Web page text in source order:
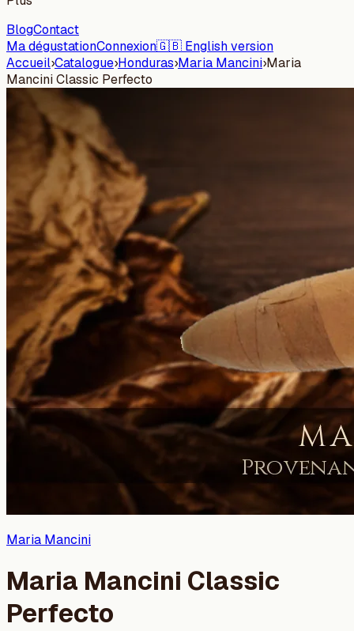
BlogContact
Ma dégustationConnexion🇬🇧 English version
Accueil›Catalogue›Honduras›Maria Mancini›Maria
Mancini Classic Perfecto
Maria Mancini
Maria Mancini Classic
Perfecto